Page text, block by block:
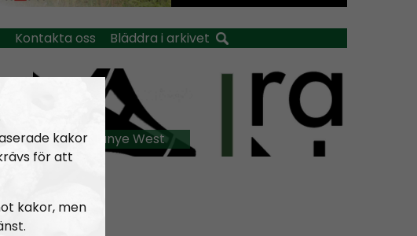
Kontakta oss Bläddra i arkivet
Best of Kanye West
kakor
för att
kakor, men